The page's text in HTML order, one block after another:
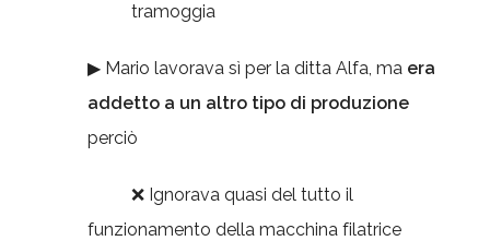
tramoggia
▶ Mario lavorava sì per la ditta Alfa, ma era
addetto a un altro tipo di produzione
perciò
❌ Ignorava quasi del tutto il
funzionamento della macchina filatrice